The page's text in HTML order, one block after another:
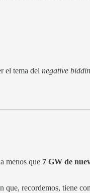
el tema del negative
menos que 7 GW de
que, recordemos, tiene